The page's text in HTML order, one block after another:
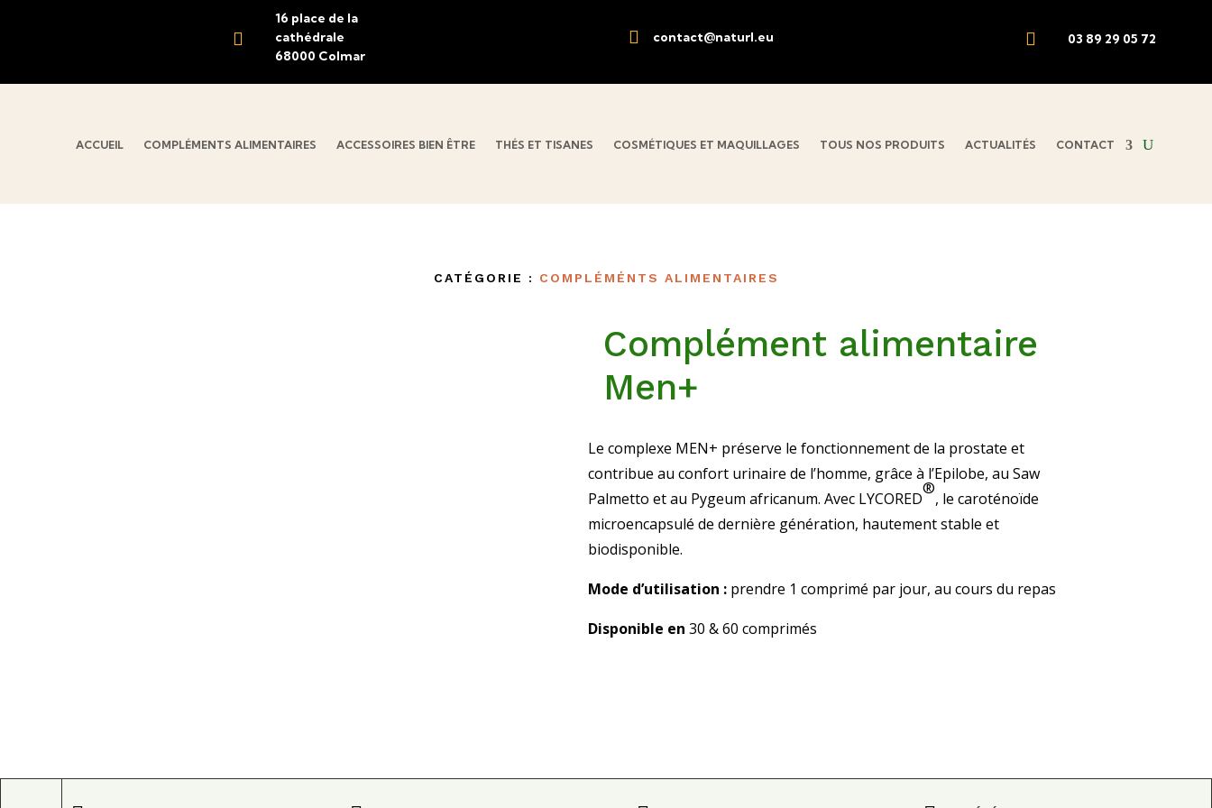

16 place de la
cathédrale
68000 Colmar
 contact@naturl.eu  03 89 29 05 72
ACCUEIL COMPLÉMENTS ALIMENTAIRES ACCESSOIRES BIEN ÊTRE THÉS ET TISANES COSMÉTIQUES ET MAQUILLAGES TOUS NOS PRODUITS ACTUALITÉS CONTACT
CATÉGORIE : COMPLÉMÉNTS ALIMENTAIRES
Complément alimentaire
Men+
Le complexe MEN+ préserve le fonctionnement de la prostate et
contribue au confort urinaire de l’homme, grâce à l’Epilobe, au Saw
Palmetto et au Pygeum africanum. Avec LYCORED
®
, le caroténoïde
microencapsulé de dernière génération, hautement stable et
biodisponible.
Mode d’utilisation :prendre 1 comprimé par jour, au cours du repas
Disponible en 30 & 60 comprimés